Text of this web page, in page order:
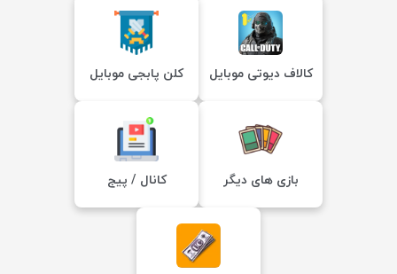
کالاف دیوتی موبایل کلن پابجی موبایل
بازی های دیگر کانال / پیج